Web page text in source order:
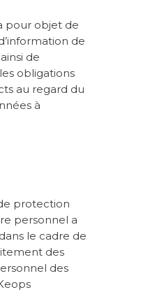
pour objet de
de
de
obligations
au regard du
à
protection
personnel a
le cadre de
des
des